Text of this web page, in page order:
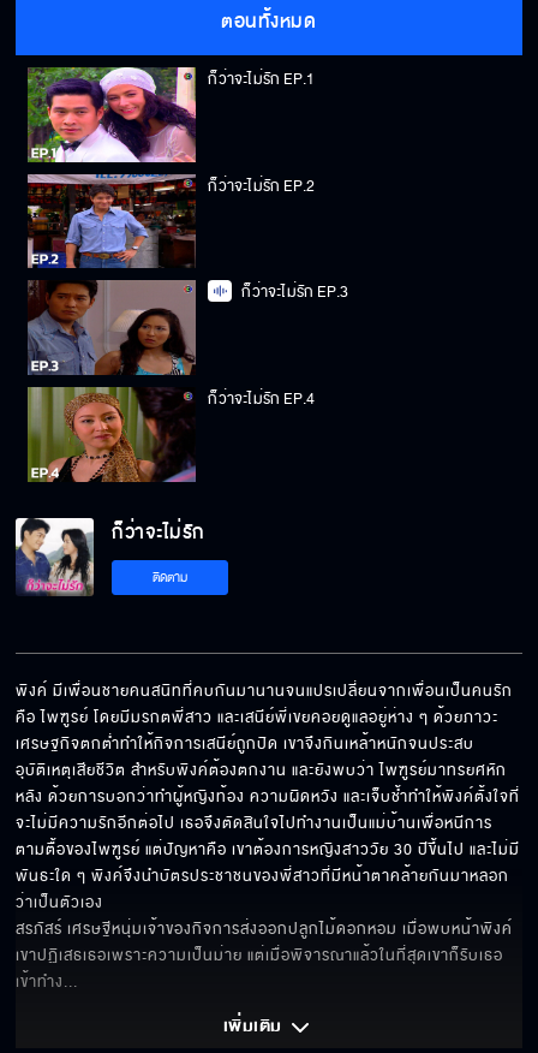
ตอนทั้งหมด
ก็ว่าจะไม่รัก EP.1
ก็ว่าจะไม่รัก EP.2
ก็ว่าจะไม่รัก EP.3
ก็ว่าจะไม่รัก EP.4
ก็ว่าจะไม่รัก EP.7
ก็ว่าจะไม่รัก EP.8
ก็ว่าจะไม่รัก EP.9
ก็ว่าจะไม่รัก EP.10
ก็ว่าจะไม่รัก
ติดตาม
พิงค์ มีเพื่อนชายคนสนิทที่คบกันมานานจนแปรเปลี่ยนจากเพื่อนเป็นคนรัก
คือ ไพฑูรย์ โดยมีมรกตพี่สาว และเสนีย์พี่เขยคอยดูแลอยู่ห่าง ๆ ด้วยภาวะ
เศรษฐกิจตกต่ำทำให้กิจการเสนีย์ถูกปิด เขาจึงกินเหล้าหนักจนประสบ
อุบัติเหตุเสียชีวิต สำหรับพิงค์ต้องตกงาน และยังพบว่า ไพฑูรย์มาทรยศหัก
หลัง ด้วยการบอกว่าทำผู้หญิงท้อง ความผิดหวัง และเจ็บช้ำทำให้พิงค์ตั้งใจที่
จะไม่มีความรักอีกต่อไป เธอจึงตัดสินใจไปทำงานเป็นแม่บ้านเพื่อหนีการ
ตามตื้อของไพฑูรย์ แต่ปัญหาคือ เขาต้องการหญิงสาววัย 30 ปีขึ้นไป และไม่มี
พันธะใด ๆ พิงค์จึงนำบัตรประชาชนของพี่สาวที่มีหน้าตาคล้ายกันมาหลอก
ว่าเป็นตัวเอง
สรภัสร์ เศรษฐีหนุ่มเจ้าของกิจการส่งออกปลูกไม้ดอกหอม เมื่อพบหน้าพิงค์
เขาปฏิเสธเธอเพราะความเป็นม่าย แต่เมื่อพิจารณาแล้วในที่สุดเขาก็รับเธอ
เข้าทำง...
เพิ่มเติม